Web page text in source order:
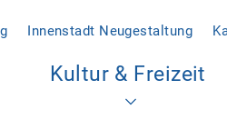
Innenstadt Neugestaltung
Kultur & Freizeit